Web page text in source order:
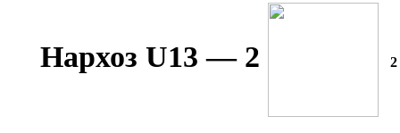
Нархоз U13 — 2 2